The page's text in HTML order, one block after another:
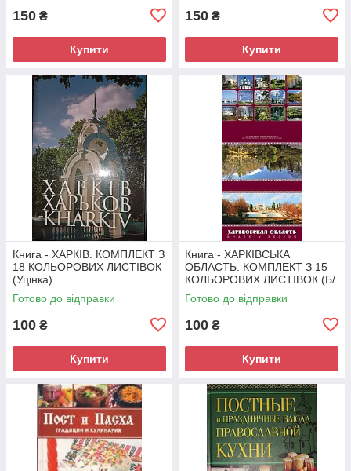
150 ₴
Купити
150 ₴
Купити
Книга - ХАРКІВ. КОМПЛЕКТ З
18 КОЛЬОРОВИХ ЛИСТІВОК
(Уцінка)
Готово до відправки
100 ₴
Купити
Книга - ХАРКІВСЬКА
ОБЛАСТЬ. КОМПЛЕКТ З 15
КОЛЬОРОВИХ ЛИСТІВОК (Б/
У - Уцінка)
Готово до відправки
100 ₴
Купити